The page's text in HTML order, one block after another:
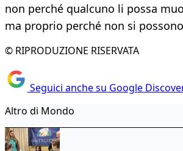
non perché qualcuno li possa
ma proprio perché non si
© RIPRODUZIONE RISERVATA
Seguici anche su Google
Altro di Mondo